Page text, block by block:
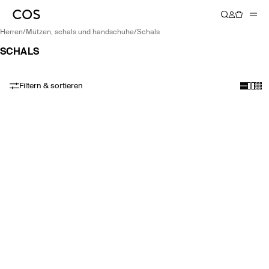
herren/ mützen, schals und handschuhe/ schals
SCHALS
Filtern & sortieren